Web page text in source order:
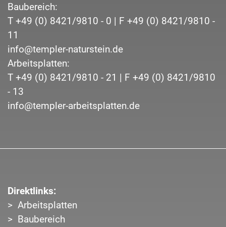
Baubereich:
T +49 (0) 8421/9810 - 0 | F +49 (0) 8421/9810 -
11
info@templer-naturstein.de
Arbeitsplatten:
T +49 (0) 8421/9810 - 21 | F +49 (0) 8421/9810
- 13
info@templer-arbeitsplatten.de
Direktlinks:
Arbeitsplatten
Baubereich